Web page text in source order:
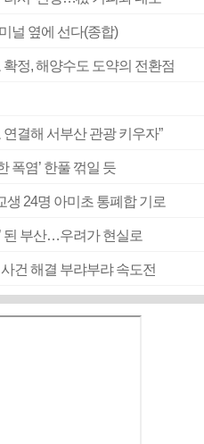
널 옆에 선다(종합)
정, 해양수도 도약의 전환점
연결해 서부산 관광 키우자”
폭염’ 한풀 꺾일 듯
24명 아미초 통폐합 기로
된 부산…우려가 현실로
건 해결 부랴부랴 속도전